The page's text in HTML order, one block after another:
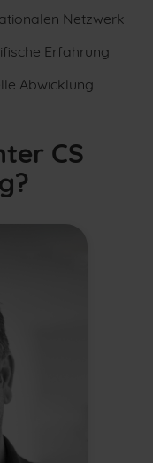
Netzwerk
Erfahrung
Abwicklung
CS